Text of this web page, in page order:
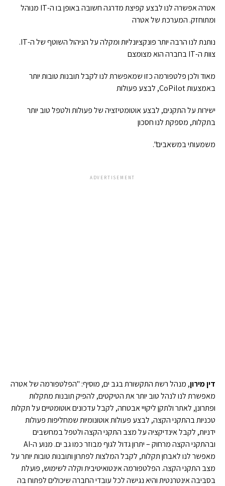
אטרה אפשרה לנו לבצע קפיצת מדרגה חשובה באופן בו ה-IT מנוהל
ומתוחזק. המערכת של אטרה
נותנת לנו הרבה יותר פונקציונליות ומקלה על הניהול השוטף של ה-IT.
צוות ה-IT בחברה הוא מצומצם
מאוד ולכן פלטפורמה כזו שמאפשרת לנו לקבל תובנות טובות יותר
באמצעות CoPilot, לבצע פעולות
ישירות על התקנים, לבצע אוטומטיזציה של פעולות ולטפל טוב יותר
בתקלות, מספקת לנו חסכון
משמעותי במשאבים".
ADVERTISEMENT
דין מירון, מנהל רשת התקשורת בגב ים, מוסיף: "הפלטפורמה של אטרה
מאפשרת לנו לנהל טוב יותר את הטיקטים, להפיק תובנות מתקלות
ופתרונן, לאתר ולתקן ליקויי אבטחה, לקבל עדכונים אוטומטיים על תקלות
טכניות בהתקני הקצה, לבצע פעולות אוטונומיות שמחליפות פעולות
ידניות, לקבל אינדיקציה על מצב התקני הקצה ולטפל במחשבים
ובהתקני הקצה מרחוק – יתרון גדול לגוף מבוזר כמו גב ים. מנוע ה-AI
מאפשר לנו לאבחן תקלות, לקבל המלצות לפתרון ותובנות טובות יותר על
מצב התקני הקצה. הפלטפורמה אינטואיטיבית וקלה לשימוש, פועלת
בסביבה אינטרנטית והיא נגישה לכל עובדי החברה שיכולים לפתוח בה